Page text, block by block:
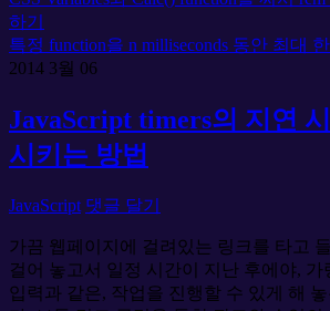
하기
특정 function을 n milliseconds 동안 최대
2014 3월 06
JavaScript timers의 지연
시키는 방법
JavaScript 댓글 달기
가끔 웹페이지에 걸려있는 링크를 타고
걸어 놓고서 일정 시간이 지난 후에야, 가
입력과 같은, 작업을 진행할 수 있게 해